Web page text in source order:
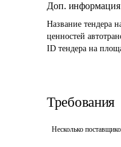
Доп. информация
Название тендера
ценностей
ID тендера на
Требования
Несколько